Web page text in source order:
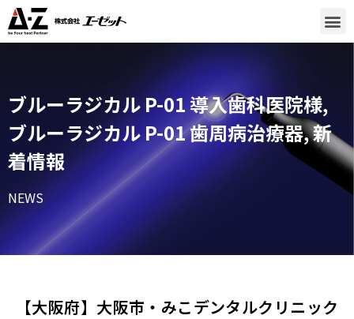
ブルーラジカル P-01 導入歯科医院様,
ブルーラジカル P-01 歯周病治療器,新
着情報
NEWS
【大阪府】大阪市・みこデンタルクリニック